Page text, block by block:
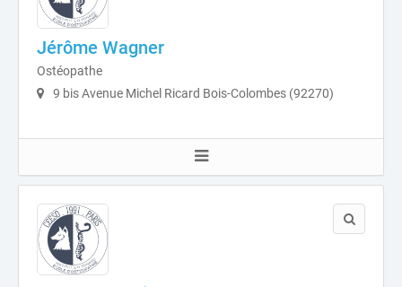
Jérôme Wagner
Ostéopathe
9 bis Avenue Michel Ricard Bois-Colombes (92270)